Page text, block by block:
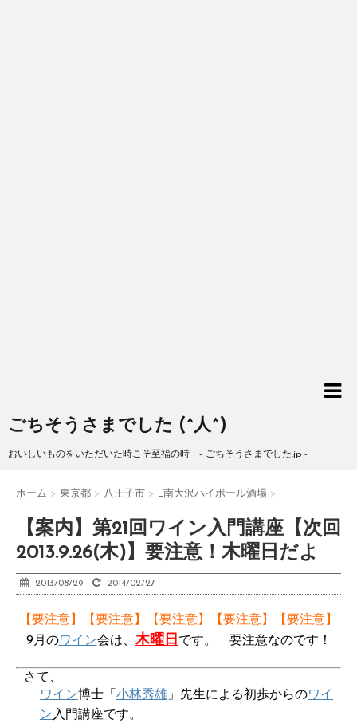
ごちそうさまでした (^人^)
おいしいものをいただいた時こそ至福の時 - ごちそうさまでした.jp -
ホーム > 東京都 > 八王子市 > _南大沢ハイボール酒場 >
【案内】第21回ワイン入門講座【次回
2013.9.26(木)】要注意！木曜日だよ
2013/08/29 2014/02/27
【要注意】【要注意】【要注意】【要注意】【要注意】
9月のワイン会は、 木曜日 です。 要注意なのです！
さて、
ワイン博士「 小林秀雄 」先生による初歩からのワイ
ン入門講座です。